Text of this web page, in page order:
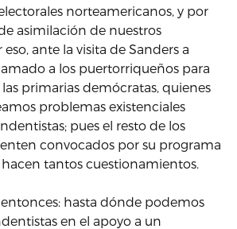
norteamericanos, y por
asimilación de nuestros
ante la visita de Sanders a
a los puertorriqueños para
primarias demócratas, quienes
problemas existenciales
pues el resto de los
convocados por su programa
hacen tantos cuestionamientos.
hasta dónde podemos
en el apoyo a un